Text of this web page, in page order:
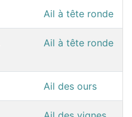
Ail à tête ronde
Ail à tête ronde
Ail des ours